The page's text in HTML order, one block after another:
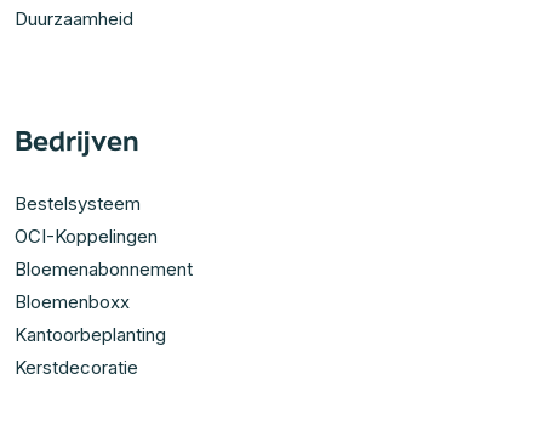
Duurzaamheid
Bedrijven
Bestelsysteem
OCI-Koppelingen
Bloemenabonnement
Bloemenboxx
Kantoorbeplanting
Kerstdecoratie